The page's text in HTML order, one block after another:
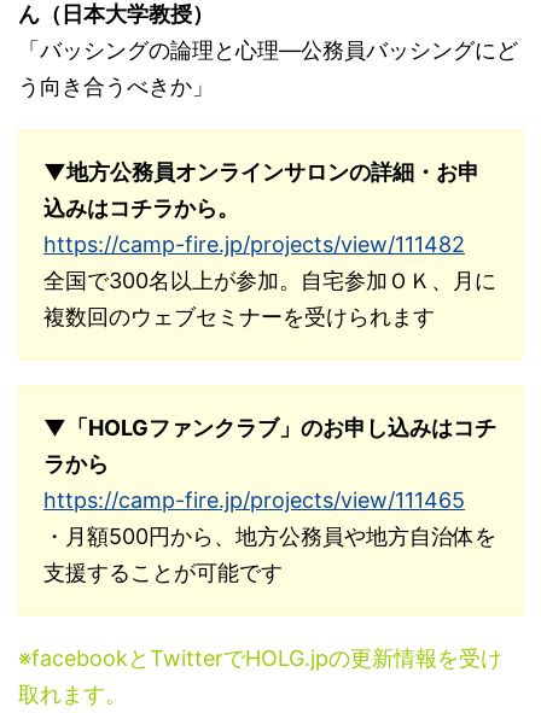
ん（日本大学教授）
「バッシングの論理と心理―公務員バッシングにど
う向き合うべきか」
▼地方公務員オンラインサロンの詳細・お申
込みはコチラから。
https://camp-fire.jp/projects/view/111482
全国で300名以上が参加。自宅参加ＯＫ、月に
複数回のウェブセミナーを受けられます
▼「HOLGファンクラブ」のお申し込みはコチ
ラから
https://camp-fire.jp/projects/view/111465
・月額500円から、地方公務員や地方自治体を
支援することが可能です
※facebookとTwitterでHOLG.jpの更新情報を受け
取れます。